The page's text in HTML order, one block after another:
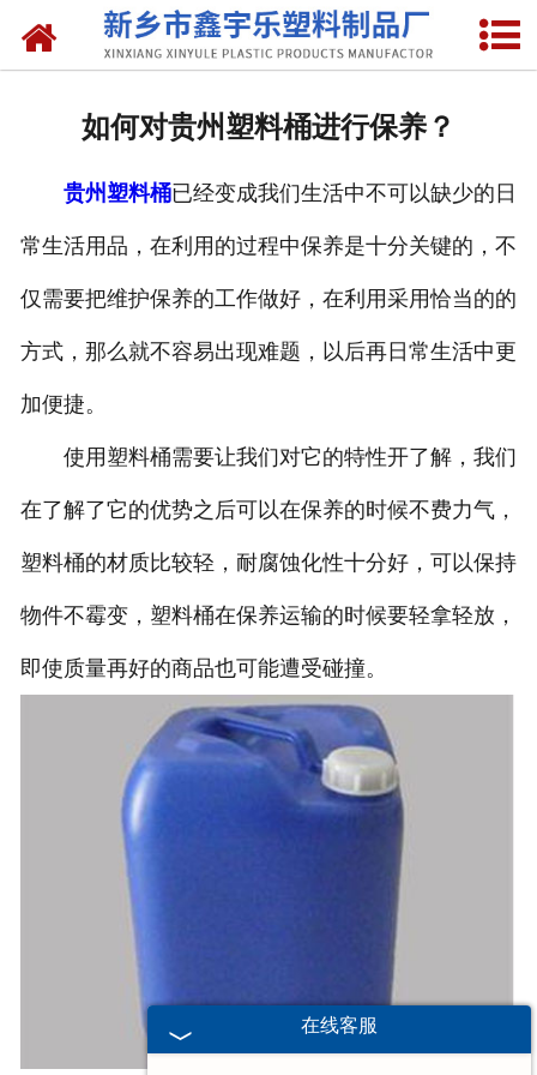
网站首页
联系我们
如何对贵州塑料桶进行保养？
贵州塑料桶已经变成我们生活中不可以缺少的日
常生活用品，在利用的过程中保养是十分关键的，不
仅需要把维护保养的工作做好，在利用采用恰当的的
方式，那么就不容易出现难题，以后再日常生活中更
加便捷。
使用塑料桶需要让我们对它的特性开了解，我们
在了解了它的优势之后可以在保养的时候不费力气，
塑料桶的材质比较轻，耐腐蚀化性十分好，可以保持
物件不霉变，塑料桶在保养运输的时候要轻拿轻放，
即使质量再好的商品也可能遭受碰撞。
在线客服